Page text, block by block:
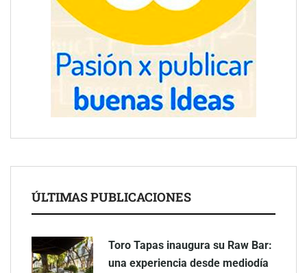
ÚLTIMAS PUBLICACIONES
Toro Tapas inaugura su Raw Bar:
una experiencia desde mediodía